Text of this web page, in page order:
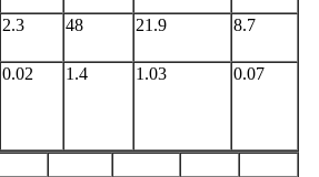
2.3 48 21.9 8.7
0.02 1.4 1.03 0.07